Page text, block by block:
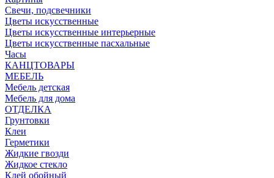
Свечи, подсвечники
Цветы искусственные
Цветы искусственные интерьерные
Цветы искусственные пасхальные
Часы
КАНЦТОВАРЫ
МЕБЕЛЬ
Мебель детская
Мебель для дома
ОТДЕЛКА
Грунтовки
Клеи
Герметики
Жидкие гвозди
Жидкое стекло
Клей обойный